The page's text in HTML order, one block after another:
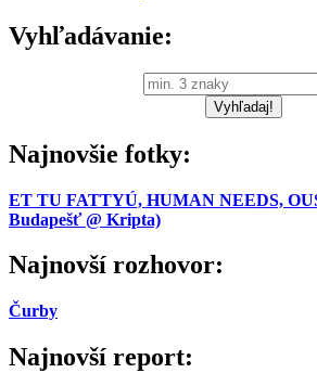
Vyhľadávanie:
Najnovšie fotky:
ET TU FATTYÚ, HUMAN NEEDS,
Budapešť @ Kripta)
Najnovší rozhovor:
Čurby
Najnovší report: